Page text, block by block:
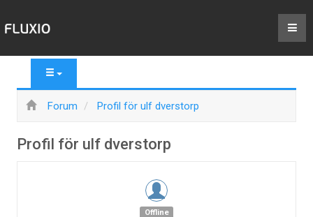
Forum Profil för ulf dverstorp
Profil för ulf dverstorp
Offline